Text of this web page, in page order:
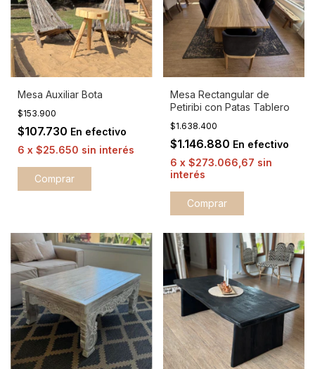
Mesa Auxiliar Bota
$153.900
$107.730 En efectivo
6 x $25.650 sin interés
Comprar
Mesa Rectangular de
Petiribi con Patas Tablero
$1.638.400
$1.146.880 En efectivo
6 x $273.066,67 sin
interés
Comprar